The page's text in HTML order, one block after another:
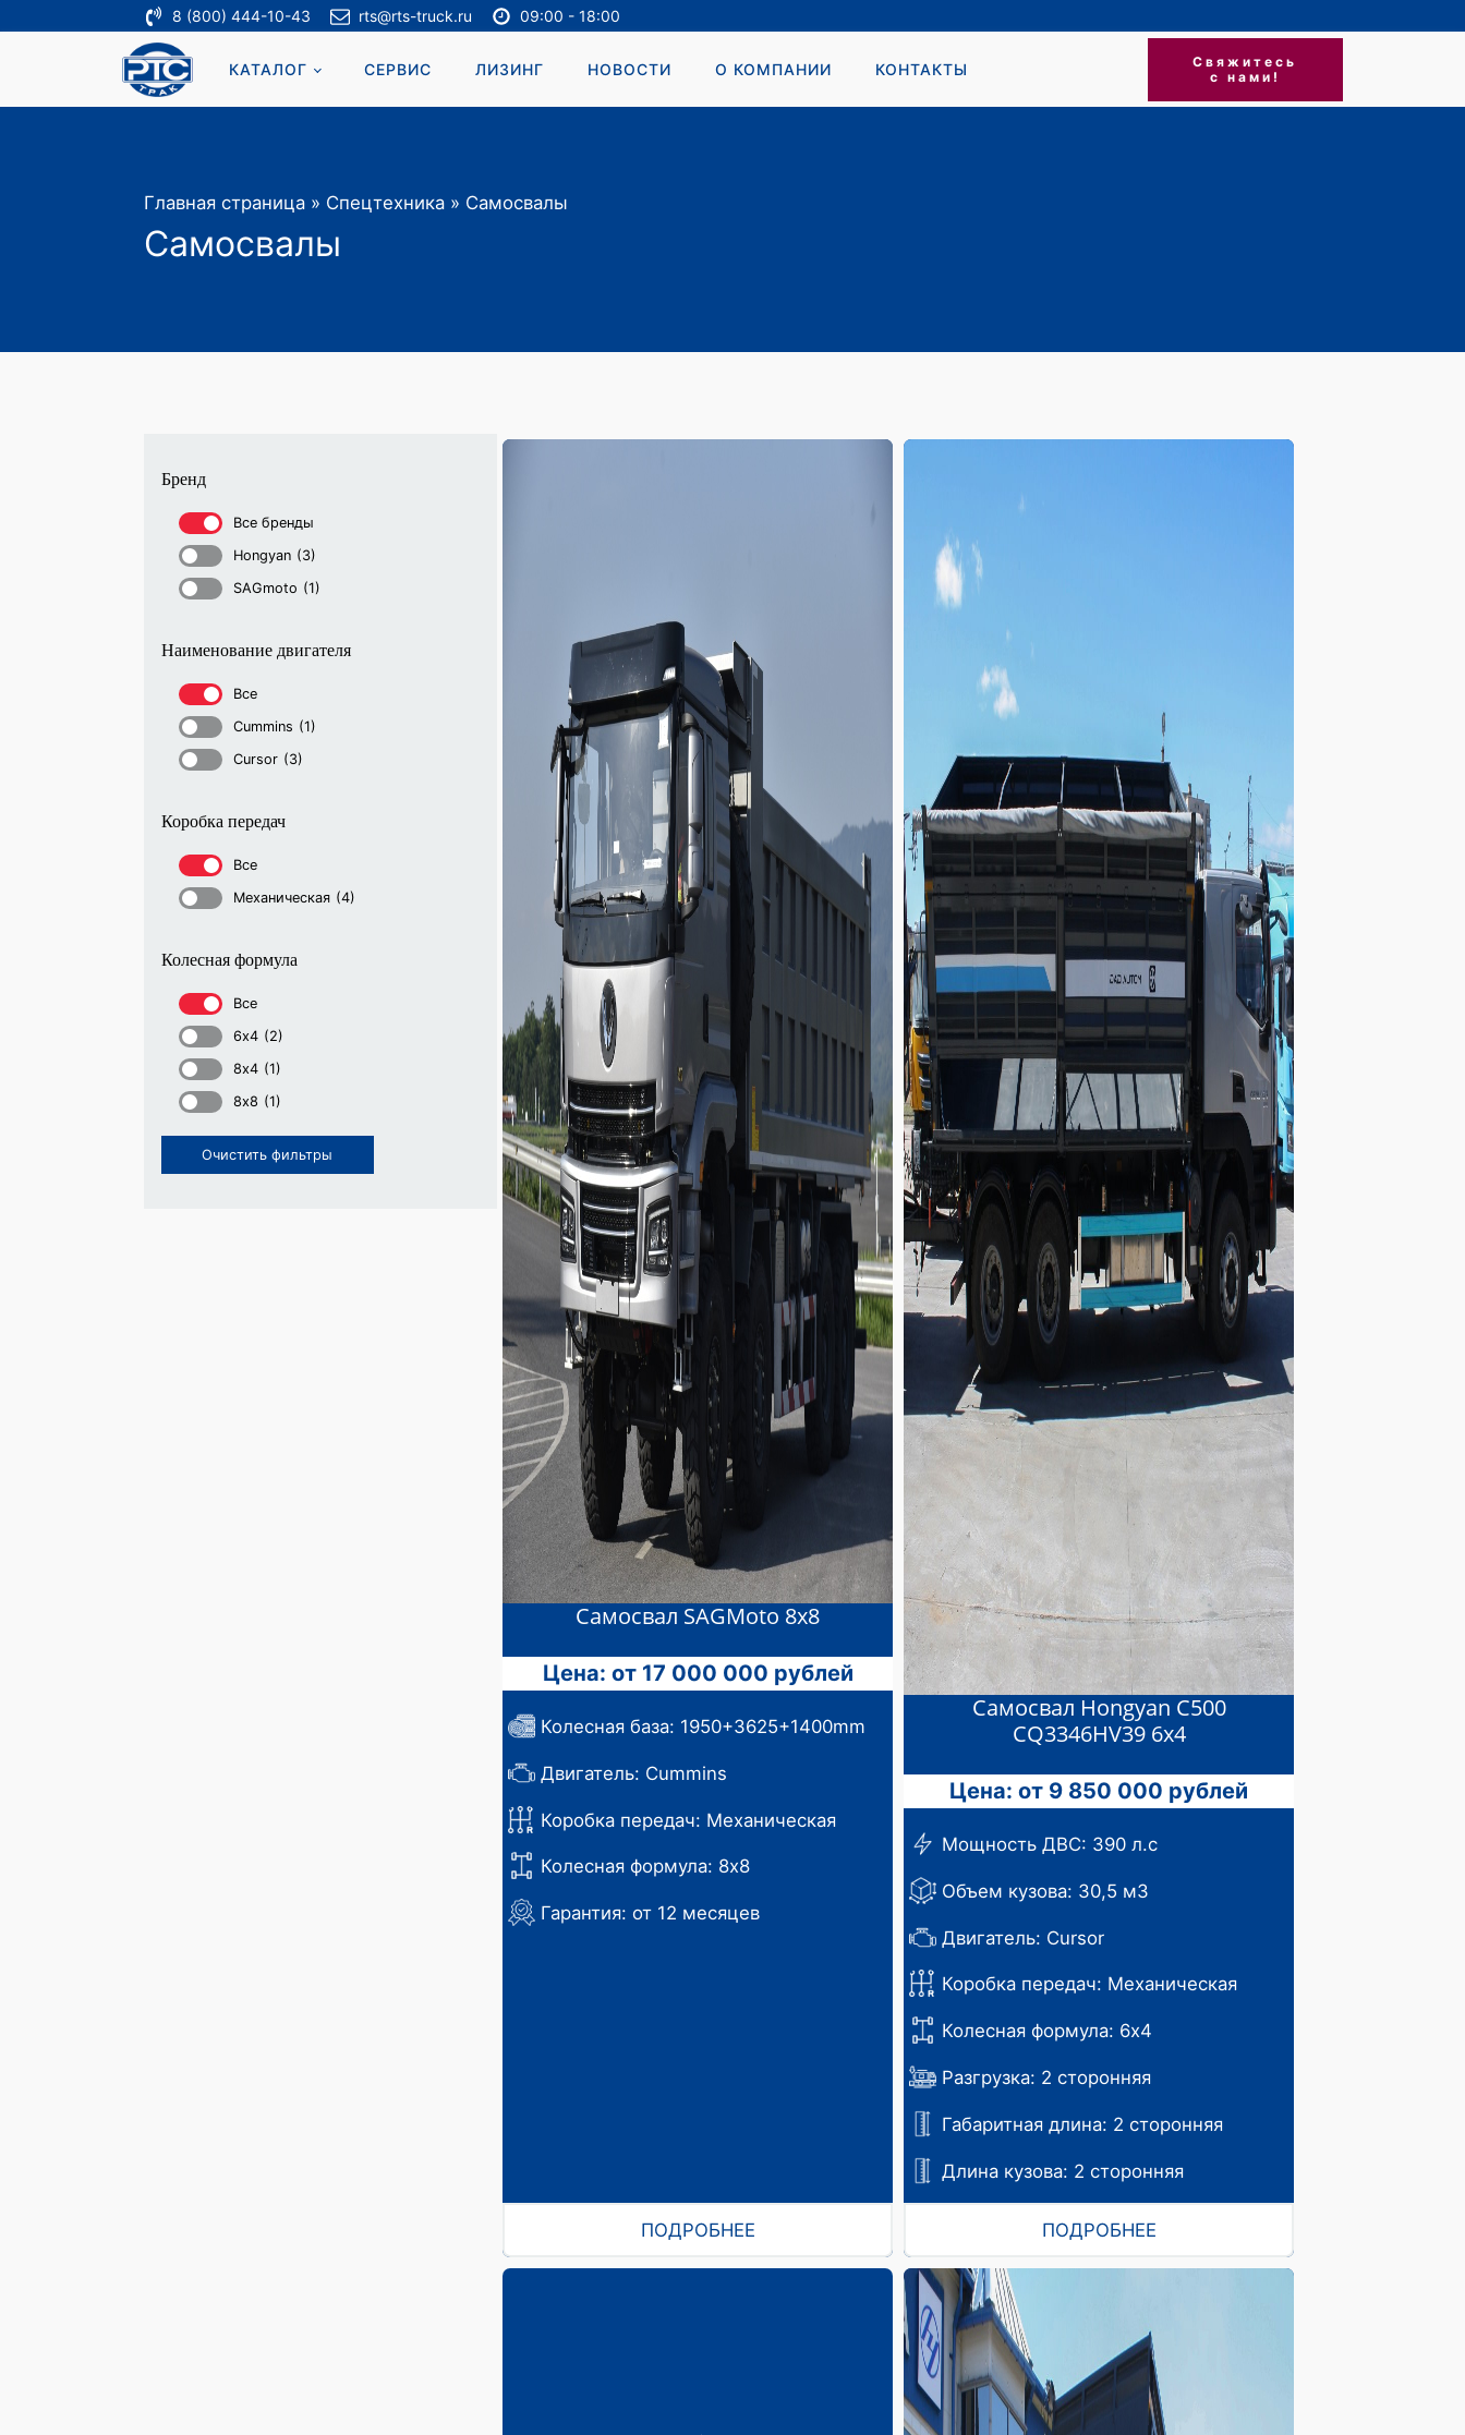
8 (800) 444-10-43 rts@rts-truck.ru 09:00 - 18:00
КАТАЛОГ СЕРВИС ЛИЗИНГ НОВОСТИ О КОМПАНИИ КОНТАКТЫ
Свяжитесь
с нами!
Главная страница » Спецтехника » Самосвалы
Самосвалы
Бренд
Все бренды
Hongyan (3)
SAGmoto (1)
Наименование двигателя
Все
Cummins (1)
Cursor (3)
Коробка передач
Все
Механическая (4)
Колесная формула
Все
6х4 (2)
8х4 (1)
8х8 (1)
Очистить фильтры
Самосвал SAGMoto 8х8
Цена: от 17 000 000 рублей
Колесная база: 1950+3625+1400mm
Двигатель: Cummins
Коробка передач: Механическая
Колесная формула: 8х8
Гарантия: от 12 месяцев
ПОДРОБНЕЕ
Самосвал Hongyan С500
CQ3346HV39 6х4
Цена: от 9 850 000 рублей
Мощность ДВС: 390 л.с
Объем кузова: 30,5 м3
Двигатель: Cursor
Коробка передач: Механическая
Колесная формула: 6х4
Разгрузка: 2 сторонняя
Габаритная длина: 2 сторонняя
Длина кузова: 2 сторонняя
ПОДРОБНЕЕ